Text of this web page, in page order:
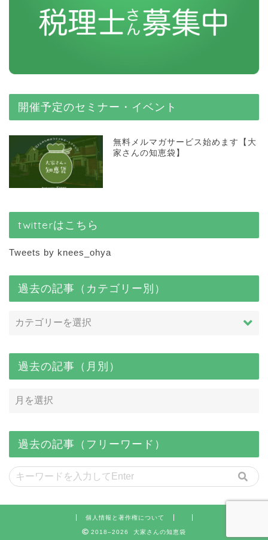
開催予定のセミナー・イベント
無料メルマガサービス始めます【大
家さんの知恵袋】
twitterはこちら
Tweets by knees_ohya
過去の記事（カテゴリー別）
過去の記事（月別）
過去の記事（フリーワード）
個人情報と著作権について
2018–2026 大家さんの知恵袋